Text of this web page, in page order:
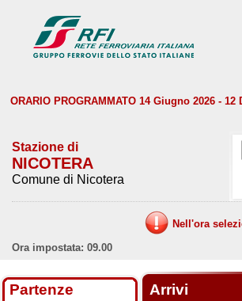
ORARIO PROGRAMMATO 14 Giugno 2026 - 12
Stazione di
NICOTERA
Comune di Nicotera
Nell'ora
Ora impostata: 09.00
Partenze Arrivi